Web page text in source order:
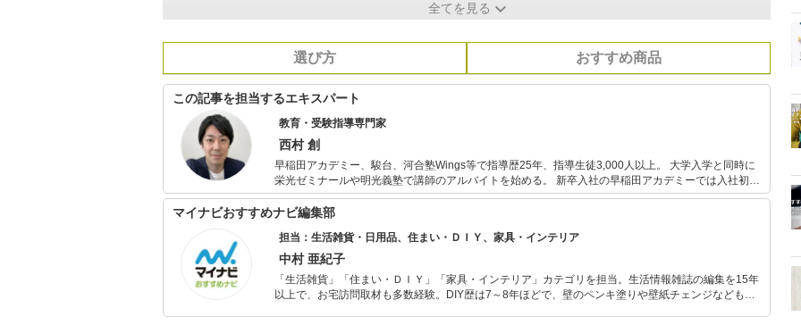
全てを見る
選び方 おすすめ商品
この記事を担当するエキスパート
教育・受験指導専門家
西村 創
早稲田アカデミー、駿台、河合塾Wings等で指導歴25年、指導生徒3,000人以上。 大学入学と同時に
栄光ゼミナールや明光義塾で講師のアルバイトを始める。 新卒入社の早稲田アカデミーでは入社初年
度に生徒授業満足度全講師中1位を取り、社長から表彰される。 駿台ではシンガポール校講師を経
て、社歴80年初の20代校長として香港校校長を務め、過去最高の合格実績を出す。 河合塾Wingsでは
プロダクション運営、All Aboutの教育・受験ガイド、教育・受験情報webメディアのコンテンツ執
筆・編集、全国の中学校・高校でのセミナー講演、書籍執筆などに携わる。 書籍出版10冊
（KADOKAWA、PHP研究所他）は全て重版更新中、累計14万部突破。 テレビ・新聞・雑誌などのメ
ディア出演、掲載多数。 「にしむら先生 受験指導専門家」としてYouTube配信中。
マイナビおすすめナビ編集部
担当：生活雑貨・日用品、住まい・ＤＩＹ、家具・インテリア
中村 亜紀子
「生活雑貨」「住まい・ＤＩＹ」「家具・インテリア」カテゴリを担当。生活情報雑誌の編集を15年
以上で、お宅訪問取材も多数経験。DIY歴は7～8年ほどで、壁のペンキ塗りや壁紙チェンジなどもチ